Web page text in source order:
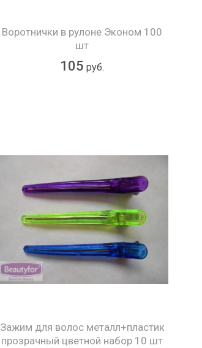
Воротнички в рулоне Эконом 100
шт
105 руб.
Зажим для волос металл+пластик
прозрачный цветной набор 10 шт